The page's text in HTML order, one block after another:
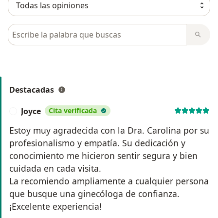
Busca en opiniones
Destacadas
Joyce Cita verificada
Estoy muy agradecida con la Dra. Carolina por su
profesionalismo y empatía. Su dedicación y
conocimiento me hicieron sentir segura y bien
cuidada en cada visita.
La recomiendo ampliamente a cualquier persona
que busque una ginecóloga de confianza.
¡Excelente experiencia!